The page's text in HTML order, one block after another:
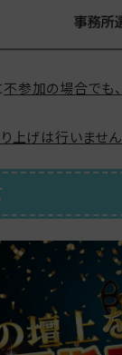
不参加の場合でも
上げは行いません